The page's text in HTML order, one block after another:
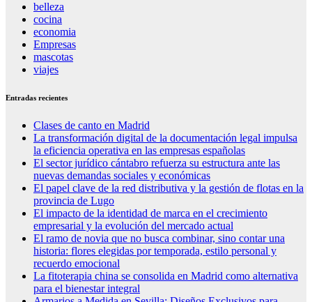
belleza
cocina
economia
Empresas
mascotas
viajes
Entradas recientes
Clases de canto en Madrid
La transformación digital de la documentación legal impulsa
la eficiencia operativa en las empresas españolas
El sector jurídico cántabro refuerza su estructura ante las
nuevas demandas sociales y económicas
El papel clave de la red distributiva y la gestión de flotas en la
provincia de Lugo
El impacto de la identidad de marca en el crecimiento
empresarial y la evolución del mercado actual
El ramo de novia que no busca combinar, sino contar una
historia: flores elegidas por temporada, estilo personal y
recuerdo emocional
La fitoterapia china se consolida en Madrid como alternativa
para el bienestar integral